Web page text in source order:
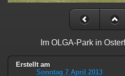
Im OLGA-Park in
Erstellt am
Sonntag 7 April 2013